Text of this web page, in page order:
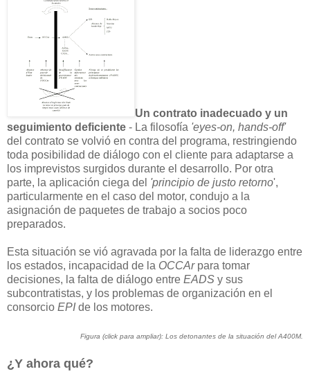
Un contrato inadecuado y un
seguimiento deficiente - La filosofía 'eyes-on, hands-off'
del contrato se volvió en contra del programa, restringiendo
toda posibilidad de diálogo con el cliente para adaptarse a
los imprevistos surgidos durante el desarrollo. Por otra
parte, la aplicación ciega del 'principio de justo retorno',
particularmente en el caso del motor, condujo a la
asignación de paquetes de trabajo a socios poco
preparados.
Esta situación se vió agravada por la falta de liderazgo entre
los estados, incapacidad de la OCCArpara tomar
decisiones, la falta de diálogo entre EADS y sus
subcontratistas, y los problemas de organización en el
consorcio EPIde los motores.
Figura (click para ampliar): Los detonantes de la situación del A400M.
¿Y ahora qué?